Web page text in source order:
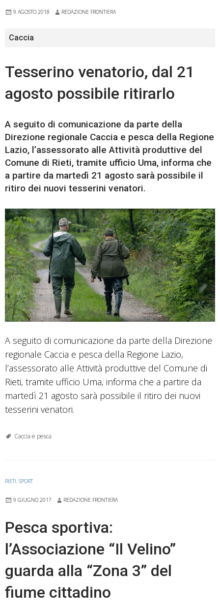
9 AGOSTO 2018 REDAZIONE FRONTIERA
Caccia
Tesserino venatorio, dal 21
agosto possibile ritirarlo
A seguito di comunicazione da parte della
Direzione regionale Caccia e pesca della Regione
Lazio, l’assessorato alle Attività produttive del
Comune di Rieti, tramite ufficio Uma, informa che
a partire da martedì 21 agosto sarà possibile il
ritiro dei nuovi tesserini venatori.
A seguito di comunicazione da parte della Direzione
regionale Caccia e pesca della Regione Lazio,
l’assessorato alle Attività produttive del Comune di
Rieti, tramite ufficio Uma, informa che a partire da
martedì 21 agosto sarà possibile il ritiro dei nuovi
tesserini venatori.
Caccia e pesca
RIETI, SPORT
9 GIUGNO 2017 REDAZIONE FRONTIERA
Pesca sportiva:
l’Associazione “Il Velino”
guarda alla “Zona 3” del
fiume cittadino